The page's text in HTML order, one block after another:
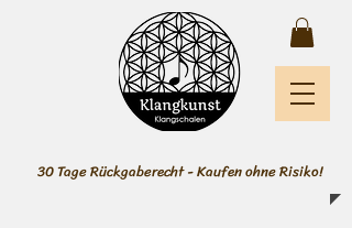
30 Tage Rückgaberecht - Kaufen ohne Risiko!